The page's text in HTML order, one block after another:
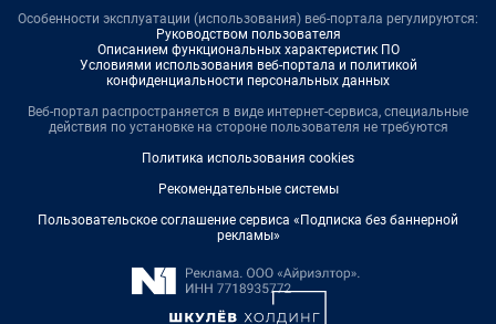
Особенности эксплуатации (использования) веб-портала регулируются:
Руководством пользователя
Описанием функциональных характеристик ПО
Условиями использования веб-портала и политикой
конфиденциальности персональных данных
Веб-портал распространяется в виде интернет-сервиса, специальные
действия по установке на стороне пользователя не требуются
Политика использования cookies
Рекомендательные системы
Пользовательское соглашение сервиса «Подписка без баннерной
рекламы»